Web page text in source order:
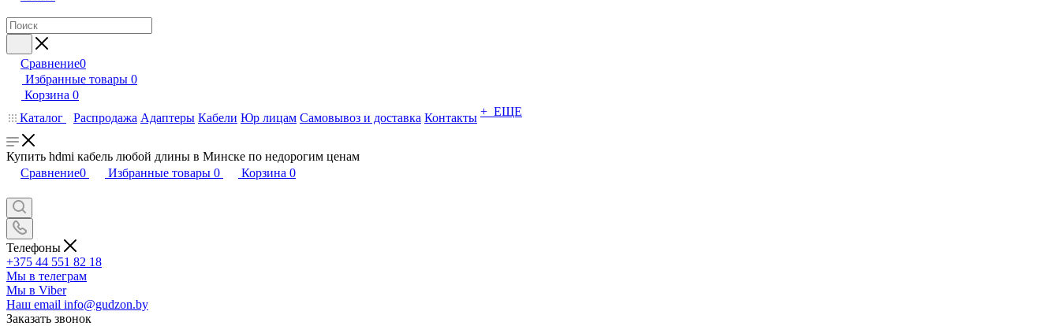
Сравнение0
Избранные товары 0
Корзина 0
Каталог
Распродажа Адаптеры Кабели Юр лицам Самовывоз и доставка Контакты + ЕЩЕ
Купить hdmi кабель любой длины в Минске по недорогим ценам
Сравнение0 Избранные товары 0 Корзина 0
Телефоны
+375 44 551 82 18
Мы в телеграм
Мы в Viber
Наш email info@gudzon.by
Заказать звонок